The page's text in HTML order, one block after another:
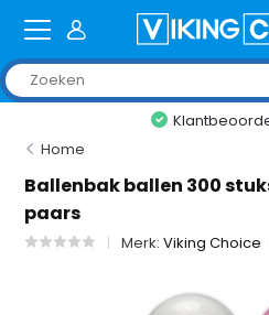
Home
Ballenbak ballen 300
paars
Merk:Viking Choice